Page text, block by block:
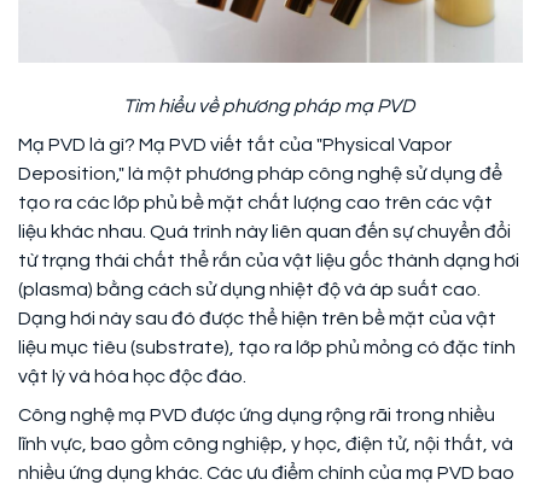
Tìm hiểu về phương pháp mạ PVD
Mạ PVD là gì? Mạ PVD viết tắt của "Physical Vapor
Deposition," là một phương pháp công nghệ sử dụng để
tạo ra các lớp phủ bề mặt chất lượng cao trên các vật
liệu khác nhau. Quá trình này liên quan đến sự chuyển đổi
từ trạng thái chất thể rắn của vật liệu gốc thành dạng hơi
(plasma) bằng cách sử dụng nhiệt độ và áp suất cao.
Dạng hơi này sau đó được thể hiện trên bề mặt của vật
liệu mục tiêu (substrate), tạo ra lớp phủ mỏng có đặc tính
vật lý và hóa học độc đáo.
Công nghệ mạ PVD được ứng dụng rộng rãi trong nhiều
lĩnh vực, bao gồm công nghiệp, y học, điện tử, nội thất, và
nhiều ứng dụng khác. Các ưu điểm chính của mạ PVD bao